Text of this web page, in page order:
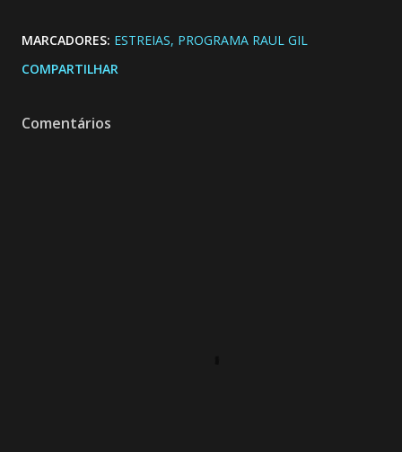
MARCADORES: ESTREIAS PROGRAMA RAUL GIL
COMPARTILHAR
Comentários